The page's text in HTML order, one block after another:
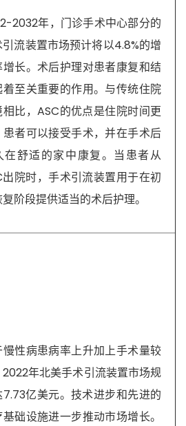
2032年，门诊手术中心部分的
流装置市场预计将以4.8%的增
增长。术后护理对患者康复和结
着至关重要的作用。与传统住院
相比，ASC的优点是住院时间更
患者可以接受手术，并在手术后
在舒适的家中康复。当患者从
出院时，手术引流装置用于在初
阶段提供适当的术后护理。
慢性病患病率上升加上手术量较
2022年北美手术引流装置市场规
7.73亿美元。技术进步和先进的
础设施进一步推动市场增长。